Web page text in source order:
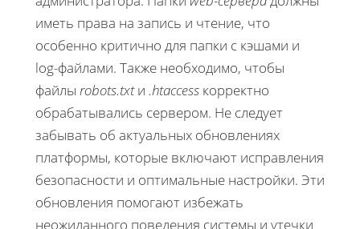
иметь права на запись и чтение, что
особенно критично для папки с кэшами и
log-файлами. Также необходимо, чтобы
файлы robots.txtи .htaccess корректно
обрабатывались сервером. Не следует
забывать об актуальных обновлениях
платформы, которые включают исправления
безопасности и оптимальные настройки. Эти
обновления помогают избежать
неожиданного поведения системы и утечки